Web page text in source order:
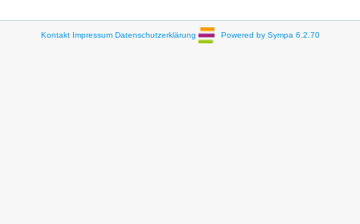
Kontakt Impressum Datenschutzerklärung Powered by Sympa 6.2.70